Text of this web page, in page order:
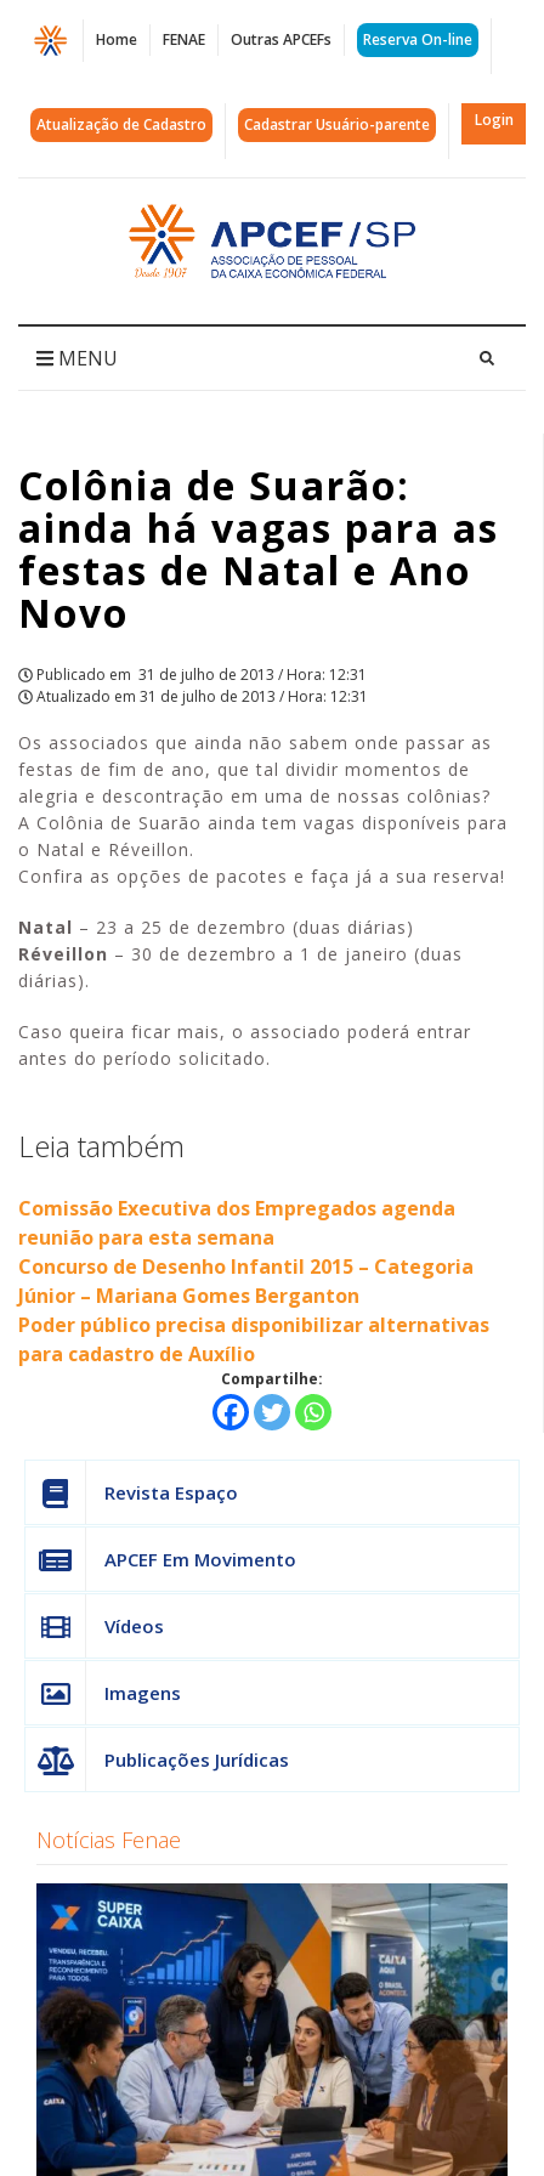
Página
Colônia
de
para
de
Natal
e
Ano
Novo
|
APCEF/SP
Home FENAE Outras APCEFs Reserva On-line
Atualização de Cadastro Cadastrar Usuário-parente Login
Acessar
página
inicial
MENU
Colônia de Suarão:
ainda há vagas para as
festas de Natal e Ano
Novo
Publicado em 31 de julho de 2013 / Hora: 12:31
Atualizado em 31 de julho de 2013 / Hora: 12:31
Os associados que ainda não sabem onde passar as
festas de fim de ano, que tal dividir momentos de
alegria e descontração em uma de nossas colônias?
A Colônia de Suarão ainda tem vagas disponíveis para
o Natal e Réveillon.
Confira as opções de pacotes e faça já a sua reserva!
Natal – 23 a 25 de dezembro (duas diárias)
Réveillon – 30 de dezembro a 1 de janeiro (duas
diárias).
Caso queira ficar mais, o associado poderá entrar
antes do período solicitado.
Leia também
Comissão Executiva dos Empregados agenda
reunião para esta semana
Concurso de Desenho Infantil 2015 – Categoria
Júnior – Mariana Gomes Berganton
Poder público precisa disponibilizar alternativas
para cadastro de Auxílio
Compartilhe:
Revista Espaço
APCEF Em Movimento
Vídeos
Imagens
Publicações Jurídicas
Notícias Fenae